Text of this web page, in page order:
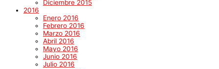
Diciembre 2015
2016
Enero 2016
Febrero 2016
Marzo 2016
Abril 2016
Mayo 2016
Junio 2016
Julio 2016